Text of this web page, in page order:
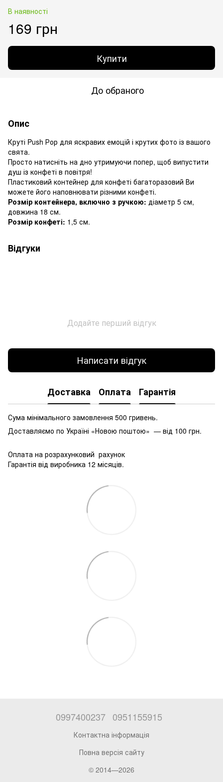
В наявності
169 грн
Купити
До обраного
Опис
Круті Push Рор для яскравих емоцій і крутих фото із вашого
свята.
Просто натисніть на дно утримуючи попер, щоб випустити
душ із конфеті в повітря!
Пластиковий контейнер для конфеті багаторазовий Ви
можете його наповнювати різними конфеті.
Розмір контейнера, включно з ручкою: діаметр 5 см,
довжина 18 см.
Розмір конфеті: 1,5 см.
Відгуки
Додайте перший відгук
Написати відгук
Доставка Оплата Гарантія
Сума мінімального замовлення 500 гривень.
Доставляємо по Україні «Новою поштою» — від 100 грн.
Оплата на розрахунковий рахунок
Гарантія від виробника 12 місяців.
0997400237 0951155915
Контактна інформація
Повна версія сайту
© 2014—2026